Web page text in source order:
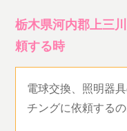
栃木県河内郡上三
頼する時
電球交換、照明器
チングに依頼する